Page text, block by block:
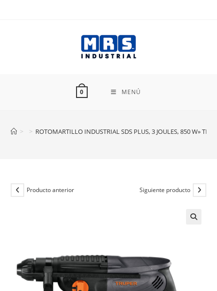
0 MENÚ
> > ROTOMARTILLO INDUSTRIAL SDS PLUS, 3 JOULES, 850 W»
Producto anterior Siguiente producto